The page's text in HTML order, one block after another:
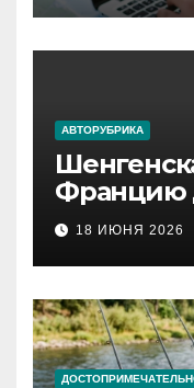
АВТОРУБРИКА
Францию
2026
и список
18 ИЮНЯ 2026